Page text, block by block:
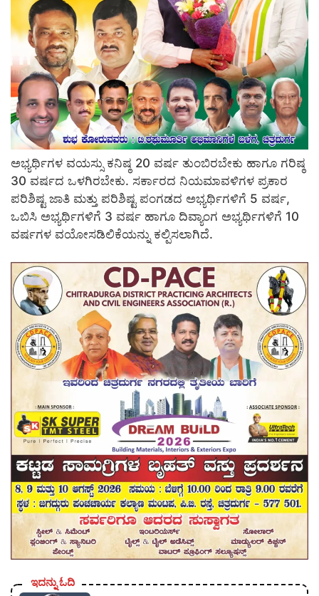
ಅಭ್ಯರ್ಥಿಗಳ ವಯಸ್ಸು ಕನಿಷ್ಠ 20 ವರ್ಷ ತುಂಬಿರಬೇಕು ಹಾಗೂ ಗರಿಷ್ಠ
30 ವರ್ಷದ ಒಳಗಿರಬೇಕು. ಸರ್ಕಾರದ ನಿಯಮಾವಳಿಗಳ ಪ್ರಕಾರ
ಪರಿಶಿಷ್ಟ ಜಾತಿ ಮತ್ತು ಪರಿಶಿಷ್ಟ ಪಂಗಡದ ಅಭ್ಯರ್ಥಿಗಳಿಗೆ 5 ವರ್ಷ,
ಒಬಿಸಿ ಅಭ್ಯರ್ಥಿಗಳಿಗೆ 3 ವರ್ಷ ಹಾಗೂ ದಿವ್ಯಾಂಗ ಅಭ್ಯರ್ಥಿಗಳಿಗೆ 10
ವರ್ಷಗಳ ವಯೋಸಡಿಲಿಕೆಯನ್ನು ಕಲ್ಪಿಸಲಾಗಿದೆ.
ಇದನ್ನು ಓದಿ